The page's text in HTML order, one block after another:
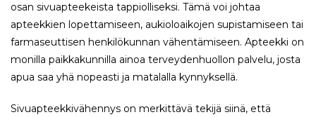
osan sivuapteekeista tappiolliseksi. Tämä voi johtaa
apteekkien lopettamiseen, aukioloaikojen supistamiseen tai
farmaseuttisen henkilökunnan vähentämiseen. Apteekki on
monilla paikkakunnilla ainoa terveydenhuollon palvelu, josta
apua saa yhä nopeasti ja matalalla kynnyksellä.
Sivuapteekkivähennys on merkittävä tekijä siinä, että